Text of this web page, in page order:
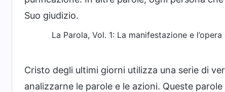
Suo giudizio.
La Parola, Vol. 1: La manifestazione e
Cristo degli ultimi giorni utilizza una serie di
analizzarne le parole e le azioni. Queste